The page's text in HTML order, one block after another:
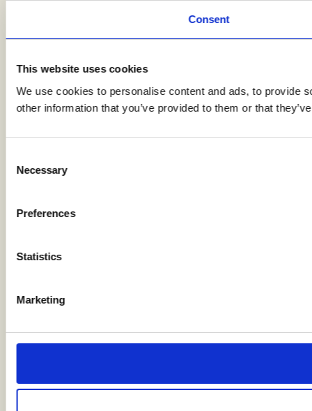
Consent
This website uses cookies
We use cookies to personalise content and ads, to provide
other information that you’ve provided to them or that
Selection
Necessary
Preferences
Statistics
Marketing